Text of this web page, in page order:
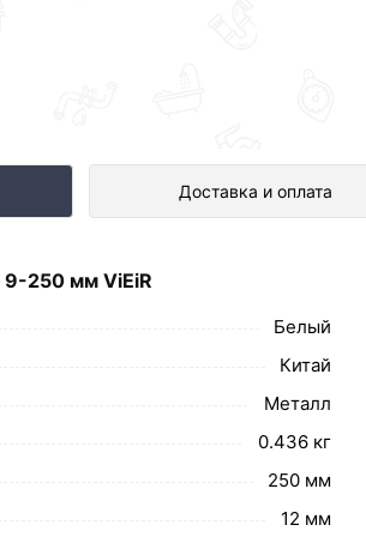
Доставка и оплата
ViEiR представлен
для установки и подключения
коллекторов.
воде или
к радиатору (слева или
по контактам указанным на сайте.
9-250 мм ViEiR
Белый
Китай
Металл
0.436 кг
250 мм
12 мм